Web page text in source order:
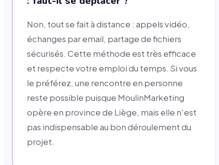
Non, tout se fait à distance : appels vidéo,
échanges par email, partage de fichiers
sécurisés. Cette méthode est très efficace
et respecte votre emploi du temps. Si vous
le préférez, une rencontre en personne
reste possible puisque MoulinMarketing
opère en province de Liège, mais elle n'est
pas indispensable au bon déroulement du
projet.